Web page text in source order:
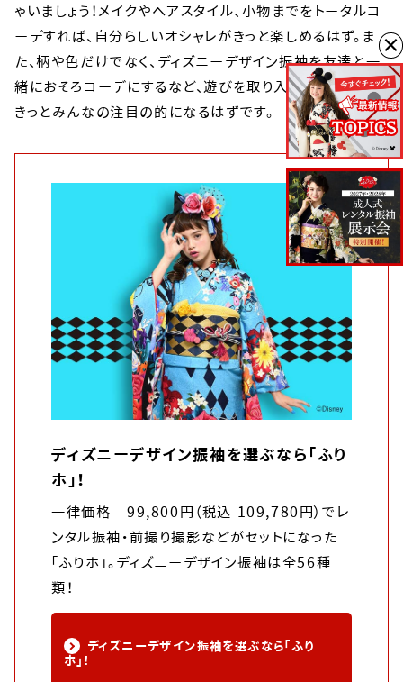
ゃいましょう！メイクやヘアスタイル、小物までをトータルコ
ーデすれば、自分らしいオシャレがきっと楽しめるはず。ま
た、柄や色だけでなく、ディズニーデザイン振袖を友達と一
緒におそろコーデにするなど、遊びを取り入れるのも新鮮！
きっとみんなの注目の的になるはずです。
ディズニーデザイン振袖を選ぶなら「ふり
ホ」！
一律価格 99,800円（税込 109,780円）でレ
ンタル振袖・前撮り撮影などがセットになった
「ふりホ」。ディズニーデザイン振袖は全56種
類！
ディズニーデザイン振袖を選ぶなら「ふり
ホ」！
×